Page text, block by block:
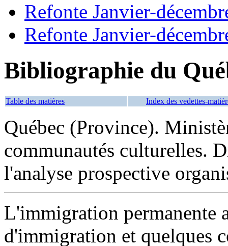
Refonte Janvier-
Refonte Janvier-
Bibliographie du
Table des matières Index des vedettes-
Québec (Province).
communautés culturelles.
l'analyse prospective
L'immigration permanente
d'immigration et quelques